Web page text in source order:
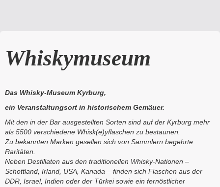
Whiskymuseum
Das Whisky-Museum Kyrburg,
ein Veranstaltungsort in historischem Gemäuer.
Mit den in der Bar ausgestellten Sorten sind auf der Kyrburg mehr
als 5500 verschiedene Whisk(e)yflaschen zu bestaunen.
Zu bekannten Marken gesellen sich von Sammlern begehrte
Raritäten.
Neben Destillaten aus den traditionellen Whisky-Nationen –
Schottland, Irland, USA, Kanada – finden sich Flaschen aus der
DDR, Israel, Indien oder der Türkei sowie ein fernöstlicher